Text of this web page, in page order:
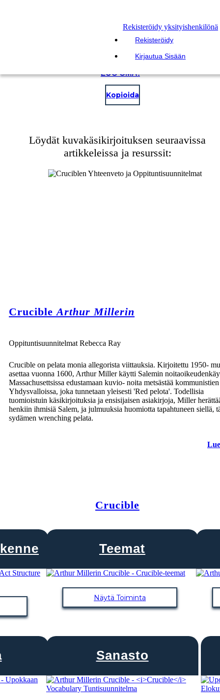
Rekisteröidy yksityishenkilönä
Rekisteröidy
Kirjautua Sisään
LUO OMA!
Kopioida
Löydät kuvakäsikirjoituksen seuraavissa
artikkeleissa ja resurssit:
CrucibleArthur Millerin
Oppituntisuunnitelmat Rebecca Ray
Crucible on pelata monia allegorista viittauksia. Kirjoitettu 1950-
asettaa vuonna 1600, Arthur Miller käytti Salemin
Massachusettsissa edustamaan kuvio- noita metsästää kommunistien
Yhdysvalloissa, joka tunnetaan yleisesti 'Red pelota'. Todellisia
tuomioistuin käsikirjoituksia ja ensisijaisen asiakirjoja, Miller
henkiin ihmisiä Salem, ja julmuuksia huomiotta tapahtuneen siellä,
sydämen wrenching pelata.
Crucible
Teemat
Näytä Toiminta
Sanasto